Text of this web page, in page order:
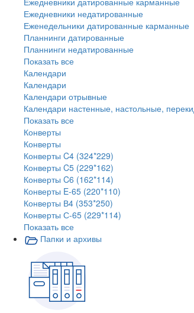
Ежедневники недатированные
Еженедельники датированные карманные
Планнинги датированные
Планнинги недатированные
Показать все
Календари
Календари
Календари отрывные
Календари настенные, настольные,
Показать все
Конверты
Конверты
Конверты C4 (324*229)
Конверты C5 (229*162)
Конверты C6 (162*114)
Конверты E-65 (220*110)
Конверты В4 (353*250)
Конверты С-65 (229*114)
Показать все
Папки и архивы